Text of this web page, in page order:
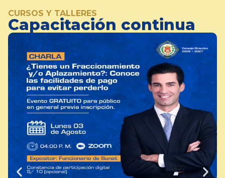
CURSOS Y TALLERES
Capacitación continua